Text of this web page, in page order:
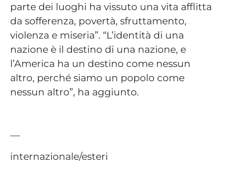
parte dei luoghi ha vissuto una vita afflitta
da sofferenza, povertà, sfruttamento,
violenza e miseria”. “L’identità di una
nazione è il destino di una nazione, e
l’America ha un destino come nessun
altro, perché siamo un popolo come
nessun altro”, ha aggiunto.
—
internazionale/esteri